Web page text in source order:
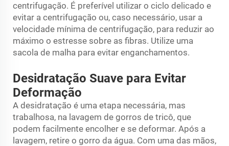
centrifugação. É preferível utilizar o ciclo delicado e
evitar a centrifugação ou, caso necessário, usar a
velocidade mínima de centrifugação, para reduzir ao
máximo o estresse sobre as fibras. Utilize uma
sacola de malha para evitar enganchamentos.
Desidratação Suave para Evitar
Deformação
A desidratação é uma etapa necessária, mas
trabalhosa, na lavagem de gorros de tricô, que
podem facilmente encolher e se deformar. Após a
lavagem, retire o gorro da água. Com uma das mãos,